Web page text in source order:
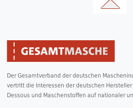
Der Gesamtverband der deutschen
vertritt die Interessen der deutschen
Dessous und Maschenstoffen auf nationaler